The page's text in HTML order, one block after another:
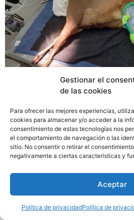
Gestionar el
de las cookies
Para ofrecer las mejores experiencias,
cookies para almacenar y/o acceder a la
consentimiento de estas tecnologías nos
el comportamiento de navegación o las
sitio. No consentir o retirar el
negativamente a ciertas características y
Aceptar
Política de privacidadPolítica de
Lograr que Ámbar, una cría de
especie nativa de Panamá, se
uno de los objetivos que tienen
colaboradores del Parque
Estrada, administradora del
unas semanas recibieron una